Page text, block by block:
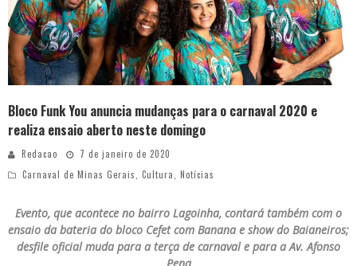
Bloco Funk You anuncia mudanças para o carnaval 2020 e
realiza ensaio aberto neste domingo
Redacao
7 de janeiro de 2020
Carnaval de Minas Gerais, Cultura, Notícias
Evento, que acontece no bairro Lagoinha, contará também com o
ensaio da bateria do bloco Cefet com Banana e show do Baianeiros;
desfile oficial muda para a terça de carnaval e para a Av. Afonso